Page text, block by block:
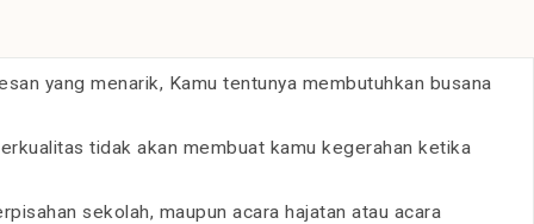
yang menarik, Kamu tentunya membutuhkan busana
tidak akan membuat kamu kegerahan ketika
sekolah, maupun acara hajatan atau acara